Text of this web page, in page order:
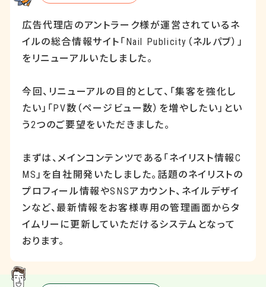
広告代理店のアントラーク様が運営されているネ
イルの総合情報サイト「 Nail Publicity （ネルパブ）」
をリニューアルいたしました。
今回、リニューアルの目的として、「集客を強化し
たい」「 PV数（ページビュー数）を増やしたい」とい
う2つのご要望をいただきました。
まずは、メインコンテンツである「ネイリスト情報C
MS」を自社開発いたしました。話題のネイリストの
プロフィール情報やSNSアカウント、ネイルデザイ
ンなど、最新情報をお客様専用の管理画面からタ
イムリーに更新していただけるシステムとなって
おります。